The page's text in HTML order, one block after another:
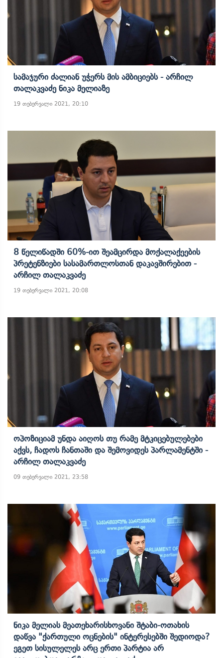
Სამაჯური Ძალიან Უჭერს Მის Ამბიციებს - Არჩილ
Თალაკვაძე Ნიკა Მელიაზე
19 თებერვალი 2021, 20:10
8 Წელიწადში 60%-Ით Შეამცირდა Მოქალაქეების
Პრეტენზიები Სასამართლოსთან Დაკავშირებით -
Არჩილ Თალაკვაძე
19 თებერვალი 2021, 20:08
Ოპოზიციამ Უნდა Აიღოს Თუ Რამე Მტკიცებულებები
Აქვს, Ჩადოს Ჩანთაში Და Შემოვიდეს Პარლამენტში -
Არჩილ Თალაკვაძე
09 თებერვალი 2021, 23:58
Ნიკა Მელიას Მეათეხარისხოვანი Შტაბი-Ოთახის
Დაწვა "ქართული Ოცნების" Ინტერესებში Შედიოდა?
Ეგეთ Სისულელეს Არც Ერთი Პარტია Არ